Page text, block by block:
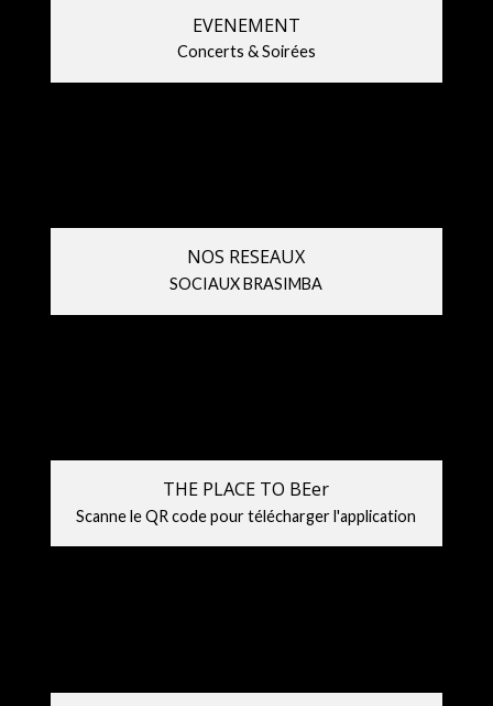
EVENEMENT
Concerts & Soirées
NOS RESEAUX
SOCIAUX BRASIMBA
THE PLACE TO BEer
Scanne le QR code pour télécharger l'application